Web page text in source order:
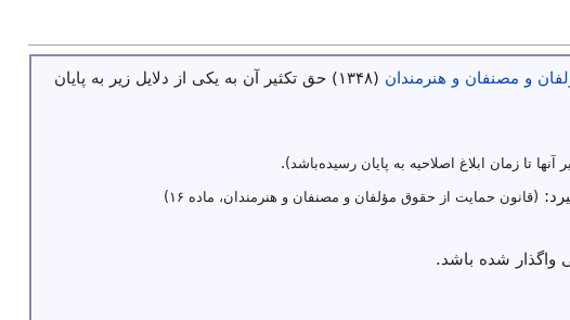
و مصنفان و هنرمندان
(۱۳۴۸) حق تکثیر آن به یکی از دلایل زیر به پایان
آنها تا زمان ابلاغ اصلاحیه به پایان رسیده‌باشد).
(قانون حمایت از حقوق مؤلفان و مصنفان و هنرمندان، ماده ۱۶)
شده باشد.